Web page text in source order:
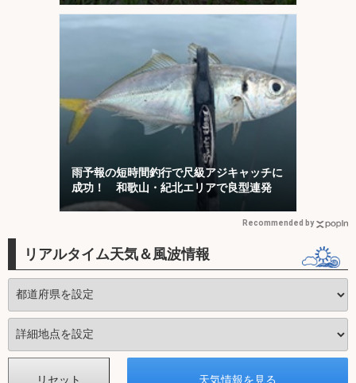
雨予報の短時間釣行で尺級アジキャッチに
成功！ 和歌山・紀北エリアで良型連発
Recommended by
リアルタイム天気＆風波情報